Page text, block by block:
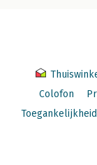
Colofon